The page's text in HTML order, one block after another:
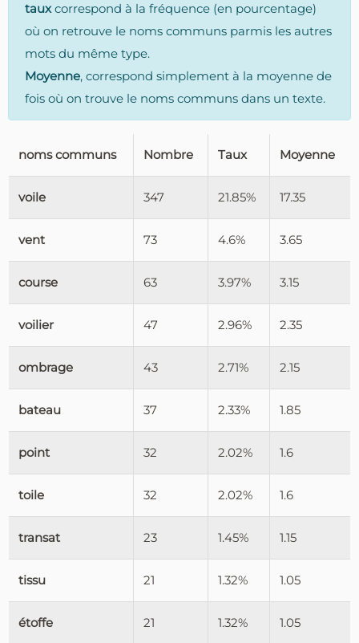
tauxcorrespond à la fréquence (en pourcentage)
où on retrouve le noms communs parmis les autres
mots du même type.
Moyenne, correspond simplement à la moyenne de
fois où on trouve le noms communs dans un texte.
noms communs Nombre Taux Moyenne
voile 347 21.85% 17.35
vent 73 4.6% 3.65
course 63 3.97% 3.15
voilier 47 2.96% 2.35
ombrage 43 2.71% 2.15
bateau 37 2.33% 1.85
point 32 2.02% 1.6
toile 32 2.02% 1.6
transat 23 1.45% 1.15
tissu 21 1.32% 1.05
étoffe 21 1.32% 1.05